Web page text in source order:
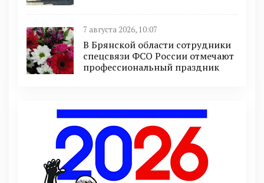
7 августа 2026, 10:07
В Брянской области сотрудники
спецсвязи ФСО России отмечают
профессиональный праздник